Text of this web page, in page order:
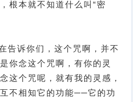
根本就不知道什么叫“密
告诉你们，这个咒啊，并不
你念这个咒啊，有你的灵
这个咒呢，就有我的灵感，
不相知它的功能──它的功